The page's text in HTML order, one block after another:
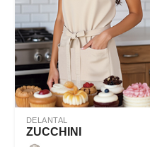
DELANTAL
ZUCCHINI